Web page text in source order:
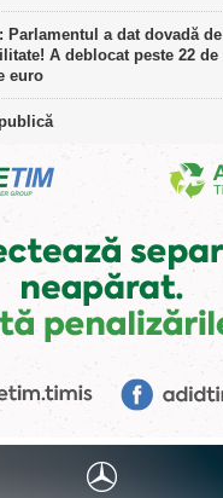
Parlamentul a dat dovadă de
A deblocat peste 22 de
euro